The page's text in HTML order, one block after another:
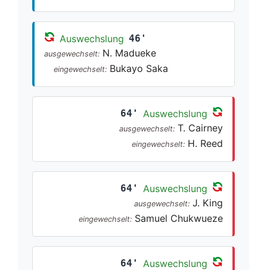
Auswechslung 46'
ausgewechselt: N. Madueke
eingewechselt: Bukayo Saka
64' Auswechslung
ausgewechselt: T. Cairney
eingewechselt: H. Reed
64' Auswechslung
ausgewechselt: J. King
eingewechselt: Samuel Chukwueze
64' Auswechslung